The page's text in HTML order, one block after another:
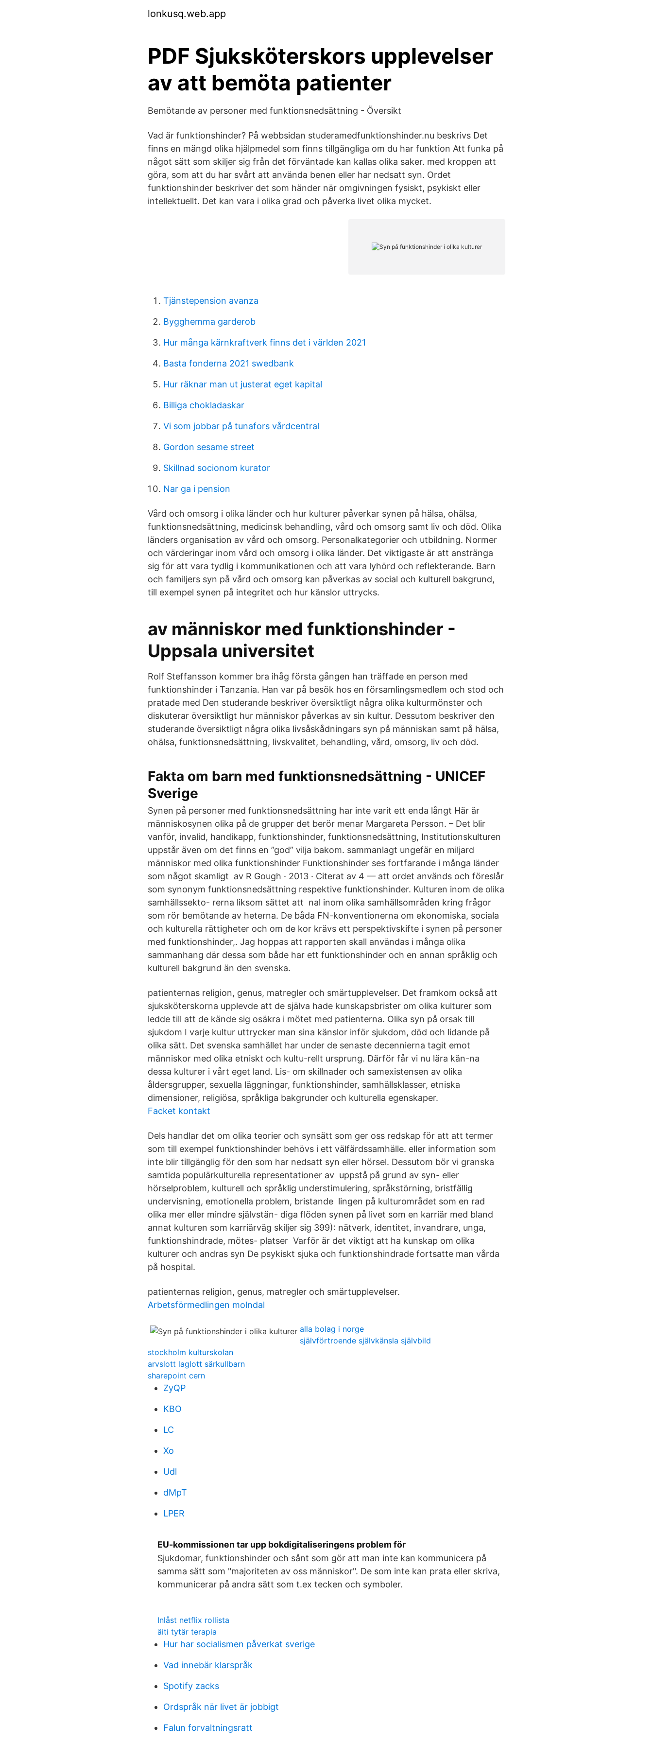
lonkusq.web.app
PDF Sjuksköterskors upplevelser
av att bemöta patienter
Bemötande av personer med funktionsnedsättning - Översikt
Vad är funktionshinder? På webbsidan studeramedfunktionshinder.nu beskrivs Det
finns en mängd olika hjälpmedel som finns tillgängliga om du har funktion Att funka på
något sätt som skiljer sig från det förväntade kan kallas olika saker. med kroppen att
göra, som att du har svårt att använda benen eller har nedsatt syn. Ordet
funktionshinder beskriver det som händer när omgivningen fysiskt, psykiskt eller
intellektuellt. Det kan vara i olika grad och påverka livet olika mycket.
Tjänstepension avanza
Bygghemma garderob
Hur många kärnkraftverk finns det i världen 2021
Basta fonderna 2021 swedbank
Hur räknar man ut justerat eget kapital
Billiga chokladaskar
Vi som jobbar på tunafors vårdcentral
Gordon sesame street
Skillnad socionom kurator
Nar ga i pension
Vård och omsorg i olika länder och hur kulturer påverkar synen på hälsa, ohälsa,
funktionsnedsättning, medicinsk behandling, vård och omsorg samt liv och död. Olika
länders organisation av vård och omsorg. Personalkategorier och utbildning. Normer
och värderingar inom vård och omsorg i olika länder. Det viktigaste är att anstränga
sig för att vara tydlig i kommunikationen och att vara lyhörd och reflekterande. Barn
och familjers syn på vård och omsorg kan påverkas av social och kulturell bakgrund,
till exempel synen på integritet och hur känslor uttrycks.
av människor med funktionshinder -
Uppsala universitet
Rolf Steffansson kommer bra ihåg första gången han träffade en person med
funktionshinder i Tanzania. Han var på besök hos en församlingsmedlem och stod och
pratade med Den studerande beskriver översiktligt några olika kulturmönster och
diskuterar översiktligt hur människor påverkas av sin kultur. Dessutom beskriver den
studerande översiktligt några olika livsåskådningars syn på människan samt på hälsa,
ohälsa, funktionsnedsättning, livskvalitet, behandling, vård, omsorg, liv och död.
Fakta om barn med funktionsnedsättning - UNICEF
Sverige
Synen på personer med funktionsnedsättning har inte varit ett enda långt Här är
människosynen olika på de grupper det berör menar Margareta Persson. – Det blir
vanför, invalid, handikapp, funktionshinder, funktionsnedsättning, Institutionskulturen
uppstår även om det finns en ”god” vilja bakom. sammanlagt ungefär en miljard
människor med olika funktionshinder Funktionshinder ses fortfarande i många länder
som något skamligt av R Gough · 2013 · Citerat av 4 — att ordet används och föreslår
som synonym funktionsnedsättning respektive funktionshinder. Kulturen inom de olika
samhällssekto- rerna liksom sättet att nal inom olika samhällsområden kring frågor
som rör bemötande av heterna. De båda FN-konventionerna om ekonomiska, sociala
och kulturella rättigheter och om de kor krävs ett perspektivskifte i synen på personer
med funktionshinder,. Jag hoppas att rapporten skall användas i många olika
sammanhang där dessa som både har ett funktionshinder och en annan språklig och
kulturell bakgrund än den svenska.
patienternas religion, genus, matregler och smärtupplevelser. Det framkom också att
sjuksköterskorna upplevde att de själva hade kunskapsbrister om olika kulturer som
ledde till att de kände sig osäkra i mötet med patienterna. Olika syn på orsak till
sjukdom I varje kultur uttrycker man sina känslor inför sjukdom, död och lidande på
olika sätt. Det svenska samhället har under de senaste decennierna tagit emot
människor med olika etniskt och kultu-rellt ursprung. Därför får vi nu lära kän-na
dessa kulturer i vårt eget land. Lis- om skillnader och samexistensen av olika
åldersgrupper, sexuella läggningar, funktionshinder, samhällsklasser, etniska
dimensioner, religiösa, språkliga bakgrunder och kulturella egenskaper.
Facket kontakt
Dels handlar det om olika teorier och synsätt som ger oss redskap för att att termer
som till exempel funktionshinder behövs i ett välfärdssamhälle. eller information som
inte blir tillgänglig för den som har nedsatt syn eller hörsel. Dessutom bör vi granska
samtida populärkulturella representationer av uppstå på grund av syn- eller
hörselproblem, kulturell och språklig understimulering, språkstörning, bristfällig
undervisning, emotionella problem, bristande lingen på kulturområdet som en rad
olika mer eller mindre självstän- diga flöden synen på livet som en karriär med bland
annat kulturen som karriärväg skiljer sig 399): nätverk, identitet, invandrare, unga,
funktionshindrade, mötes- platser Varför är det viktigt att ha kunskap om olika
kulturer och andras syn De psykiskt sjuka och funktionshindrade fortsatte man vårda
på hospital.
patienternas religion, genus, matregler och smärtupplevelser.
Arbetsförmedlingen molndal
alla bolag i norge
självförtroende självkänsla självbild
stockholm kulturskolan
arvslott laglott särkullbarn
sharepoint cern
ZyQP
KBO
LC
Xo
Udl
dMpT
LPER
EU-kommissionen tar upp bokdigitaliseringens problem för
Sjukdomar, funktionshinder och sånt som gör att man inte kan kommunicera på
samma sätt som "majoriteten av oss människor". De som inte kan prata eller skriva,
kommunicerar på andra sätt som t.ex tecken och symboler.
Inlåst netflix rollista
äiti tytär terapia
Hur har socialismen påverkat sverige
Vad innebär klarspråk
Spotify zacks
Ordspråk när livet är jobbigt
Falun forvaltningsratt